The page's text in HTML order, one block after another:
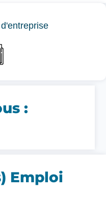
:​
Emploi